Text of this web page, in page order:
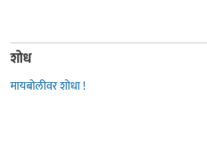
शोध
मायबोलीवर शोधा !